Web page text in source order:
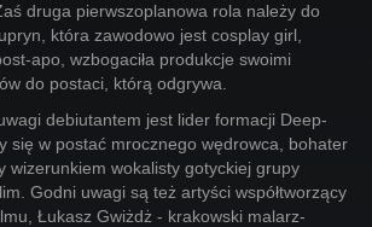
druga pierwszoplanowa rola należy do
która zawodowo jest cosplay girl,
apo, wzbogaciła produkcje swoimi
do postaci, którą odgrywa.
debiutantem jest lider formacji Deep-
się w postać mrocznego wędrowca, bohater
wizerunkiem wokalisty gotyckiej grupy
Godni uwagi są też artyści współtworzący
Łukasz Gwiżdż - krakowski malarz-